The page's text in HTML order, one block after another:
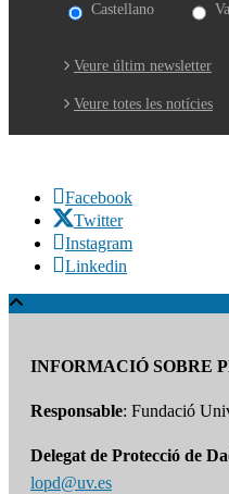
Castellano
Veure últim newsletter
Veure totes les notícies
Facebook
Twitter
Instagram
Linkedin
INFORMACIÓ SOBRE
Responsable: Fundació
Delegat de Protecció de
lopd@uv.es